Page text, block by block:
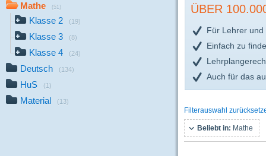
Mathe (51)
Klasse 2 (19)
Klasse 3 (8)
Klasse 4 (24)
Deutsch (134)
HuS (1)
Material (13)
ÜBER
Für Lehrer und
Einfach zu
Auch für das
Filterauswahl
Beliebt in: Mathe